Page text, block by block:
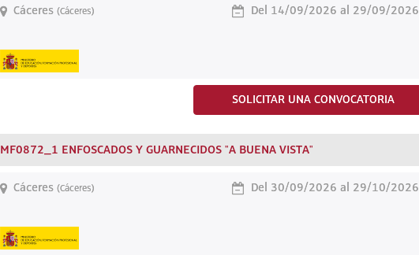
Cáceres (Cáceres) Del 14/09/2026 al 29/09/2026
SOLICITAR UNA CONVOCATORIA
MF0872_1 ENFOSCADOS Y GUARNECIDOS "A BUENA VISTA"
Cáceres (Cáceres) Del 30/09/2026 al 29/10/2026